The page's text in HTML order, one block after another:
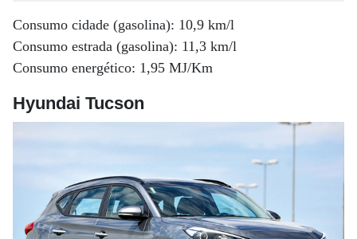
Consumo cidade (gasolina): 10,9 km/l
Consumo estrada (gasolina): 11,3 km/l
Consumo energético: 1,95 MJ/Km
Hyundai Tucson